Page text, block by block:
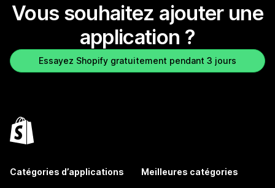
Vous souhaitez ajouter une
application ?
Essayez Shopify gratuitement pendant 3 jours
Catégories d’applications Meilleures catégories